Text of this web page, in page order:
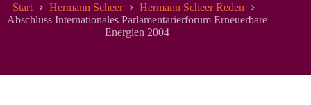
Start Hermann Scheer
Hermann Scheer Reden
Abschluss Internationales Parlamentarierforum Erneuerbare
Energien 2004